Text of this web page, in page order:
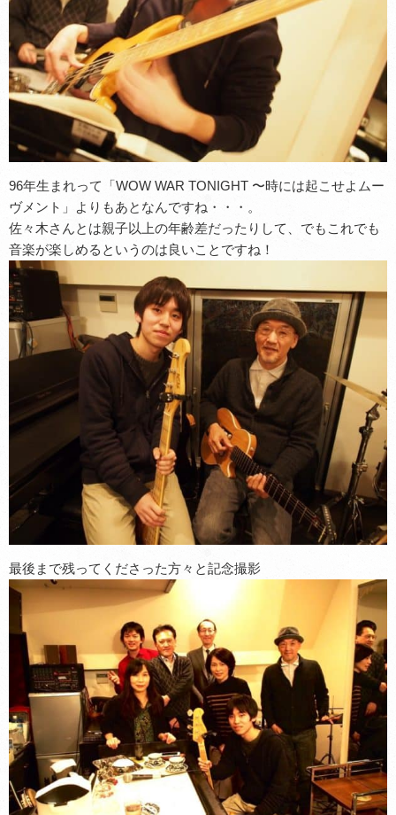
96年生まれって「WOW WAR TONIGHT 〜時には起こせよムー
ヴメント」よりもあとなんですね・・・。
佐々木さんとは親子以上の年齢差だったりして、でもこれでも
音楽が楽しめるというのは良いことですね！
最後まで残ってくださった方々と記念撮影